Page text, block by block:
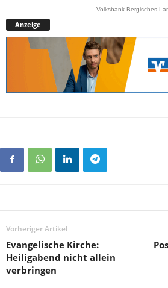
Volksbank Bergisches
Anzeige
Vorheriger Artikel
Evangelische Kirche:
Heiligabend nicht allein
verbringen